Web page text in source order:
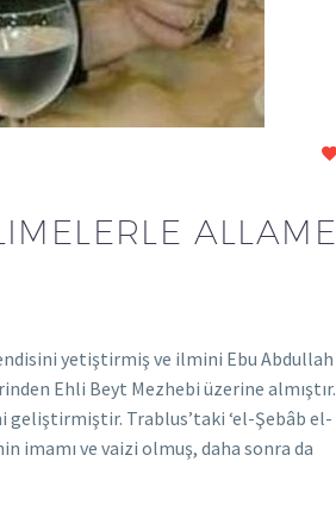
ALLAME
yetiştirmiş ve ilmini Ebu Abdullah
Ehli Beyt Mezhebi üzerine almıştır.
geliştirmiştir. Trablus’taki ‘el-Şebâb el-
imamı ve vaizi olmuş, daha sonra da